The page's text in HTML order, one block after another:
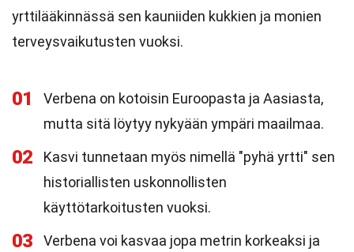
yrttilääkinnässä sen kauniiden kukkien ja monien
terveysvaikutusten vuoksi.
01
Verbena on kotoisin Euroopasta ja Aasiasta,
mutta sitä löytyy nykyään ympäri maailmaa.
02
Kasvi tunnetaan myös nimellä "pyhä yrtti" sen
historiallisten uskonnollisten
käyttötarkoitusten vuoksi.
03
Verbena voi kasvaa jopa metrin korkeaksi ja